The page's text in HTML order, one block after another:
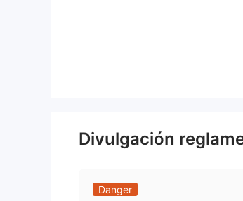
585163. Sin embargo, la
y ha
Tradeview actualmente ofrece a
acciones, futuros, materias primas
Tipos de Cuenta
Divulgación
Danger